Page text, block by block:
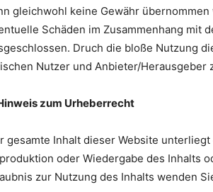
gleichwohl keine Gewähr
Schäden im Zusammenhang mit
Druch die bloße Nutzung
Nutzer und Anbieter/Herausgeber
zum Urheberrecht
gesamte Inhalt dieser Website
oder Wiedergabe des Inhalts
zur Nutzung des Inhalts wenden